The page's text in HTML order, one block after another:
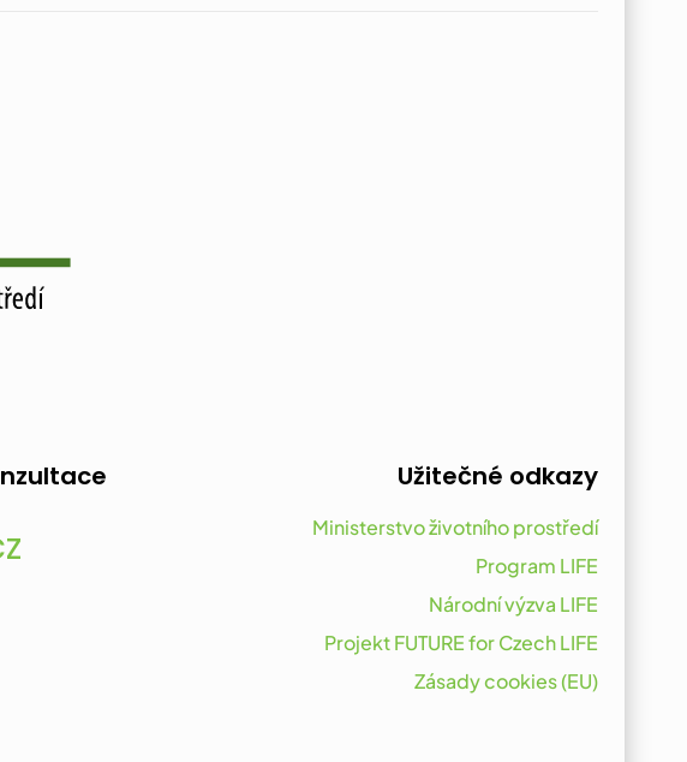
Užitečné odkazy
Ministerstvo životního prostředí
Program LIFE
Národní výzva LIFE
Projekt FUTURE for Czech LIFE
Zásady cookies (EU)